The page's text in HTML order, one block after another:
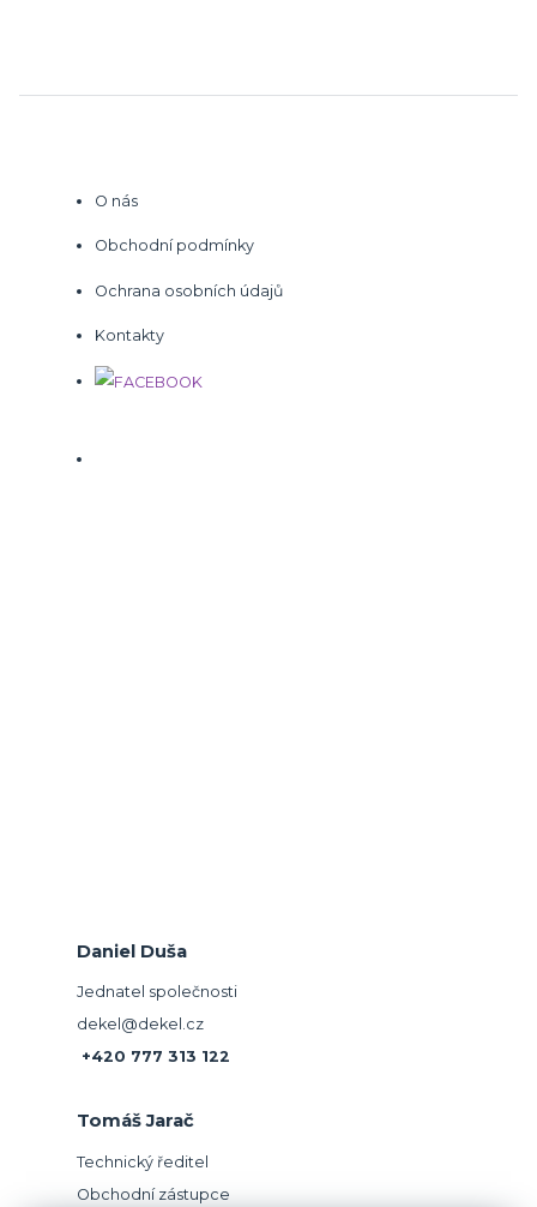
O nás
Obchodní podmínky
Ochrana osobních údajů
Kontakty
Daniel Duša
Jednatel společnosti
dekel@dekel.cz
+420 777 313 122
Tomáš Jarač
Technický ředitel
Obchodní zástupce